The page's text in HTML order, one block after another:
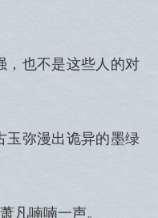
，也不是这些人的对
玉弥漫出诡异的墨绿
凡喃喃一声。